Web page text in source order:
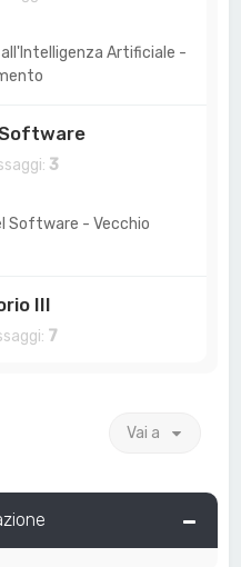
Artificiale -
3
Software - Vecchio
III
7
Vai a